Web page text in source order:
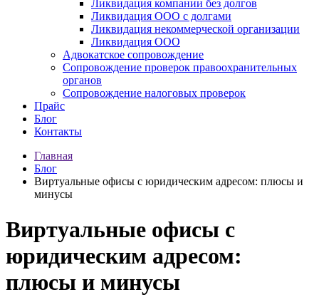
Ликвидация компании без долгов
Ликвидация ООО с долгами
Ликвидация некоммерческой организации
Ликвидация ООО
Адвокатское сопровождение
Сопровождение проверок правоохранительных
органов
Сопровождение налоговых проверок
Прайс
Блог
Контакты
Главная
Блог
Виртуальные офисы с юридическим адресом: плюсы и
минусы
Виртуальные офисы с
юридическим адресом:
плюсы и минусы